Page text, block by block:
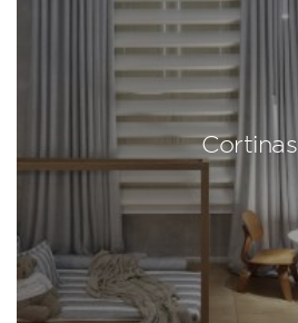
Cortinas